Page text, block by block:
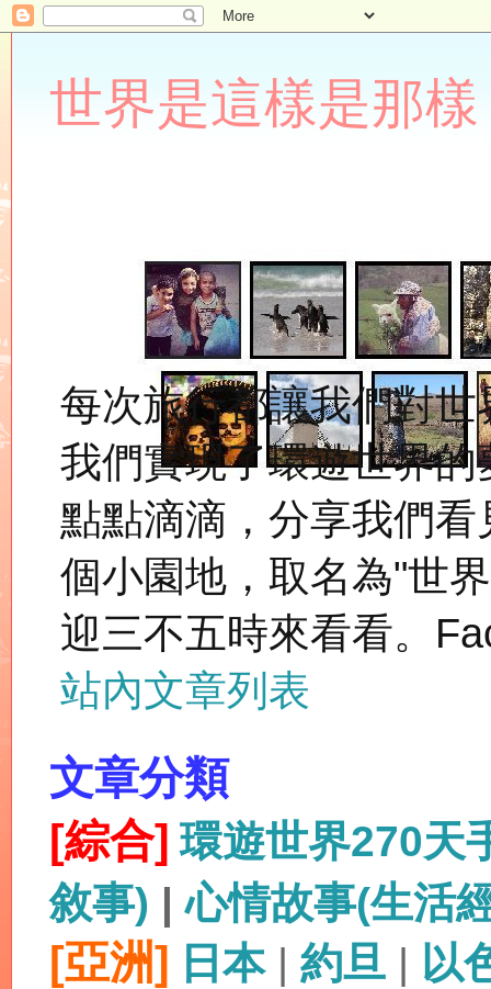
世界是這樣是那樣
每次旅行都讓我們對
我們實現了環遊世界
點點滴滴，分享我們
個小園地，取名為"世
迎三不五時來看看。
站內文章列表
文章分類
[綜合] 環遊世界270天
敘事) |心情故事(生活
[亞洲] 日本| 約旦 | 以